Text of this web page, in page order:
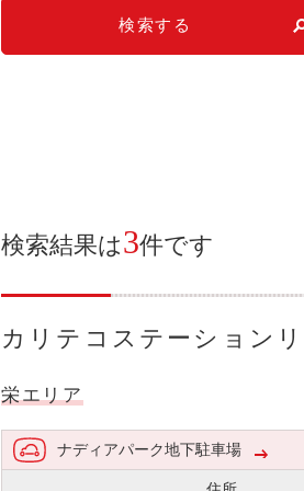
検索する
検索結果は3件です
カリテコステーションリ
栄エリア
ナディアパーク地下駐車場